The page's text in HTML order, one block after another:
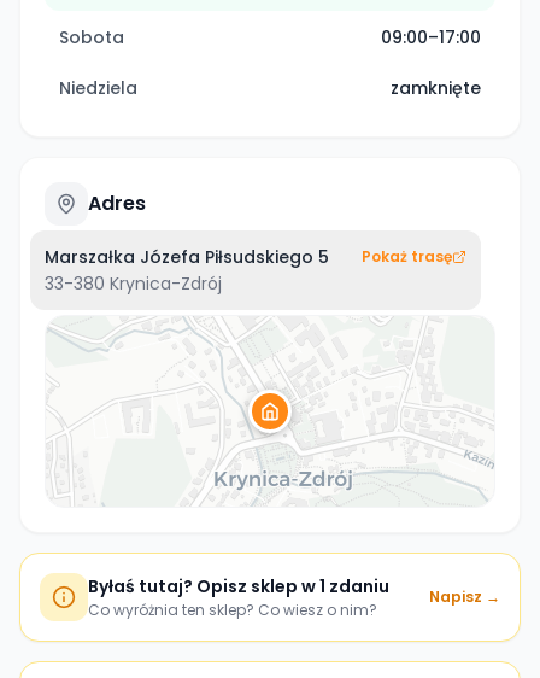
Sobota 09:00–17:00
Niedziela zamknięte
Adres
Marszałka Józefa Piłsudskiego 5
33-380 Krynica-Zdrój
Pokaż trasę
Byłaś tutaj? Opisz sklep w 1 zdaniu
Co wyróżnia ten sklep? Co wiesz o nim?
Napisz →